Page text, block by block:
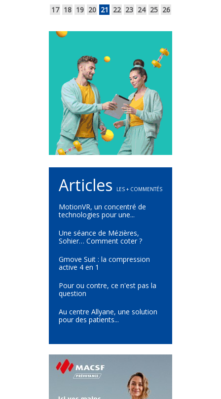
17 18 19 20 21 22 23 24 25 26
Articles LES + COMMENTÉS
MotionVR, un concentré de
technologies pour une...
Une séance de Mézières,
Sohier… Comment coter ?
Gmove Suit : la compression
active 4 en 1
Pour ou contre, ce n'est pas la
question
Au centre Allyane, une solution
pour des patients...